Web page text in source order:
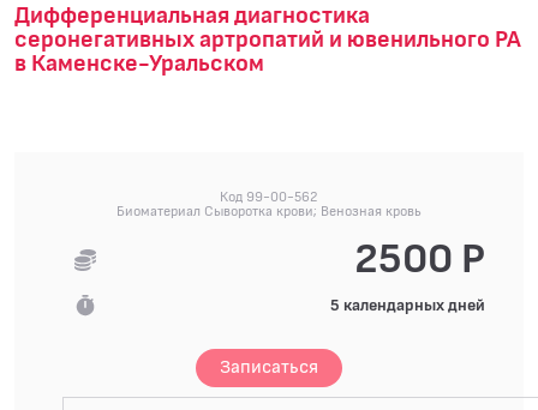
Дифференциальная диагностика
серонегативных артропатий и ювенильного РА
в Каменске-Уральском
Код 99-00-562
Биоматериал Сыворотка крови; Венозная кровь
2500 Р
5 календарных дней
Записаться